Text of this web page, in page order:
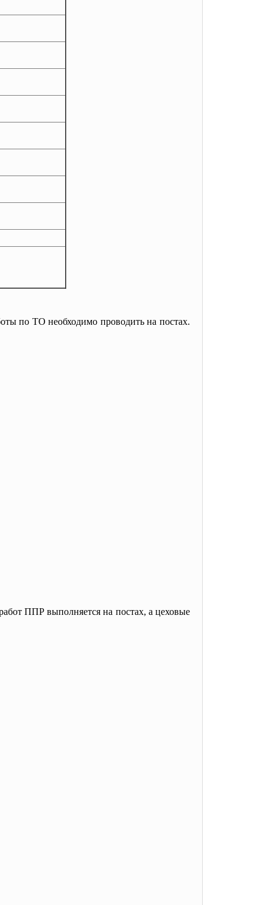
по ТО необходимо проводить на постах.
ППР выполняется на постах, а цеховые